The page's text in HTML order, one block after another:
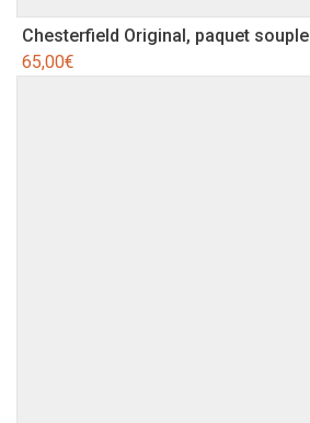
Chesterfield Original, paquet souple
65,00€